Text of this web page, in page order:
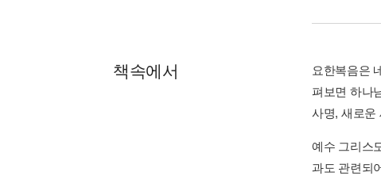
책속에서
요한복음은
펴보면 하나
사명, 새로운
예수 그리스
과도 관련되